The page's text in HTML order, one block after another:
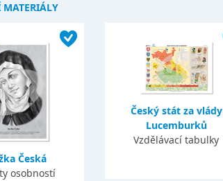
MATERIÁLY
Česká
osobností
Český stát za vlády
Lucemburků
Vzdělávací tabulky